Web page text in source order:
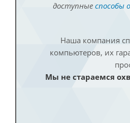
доступные способы
Наша компания
компьютеров, их
Мы не стараемся